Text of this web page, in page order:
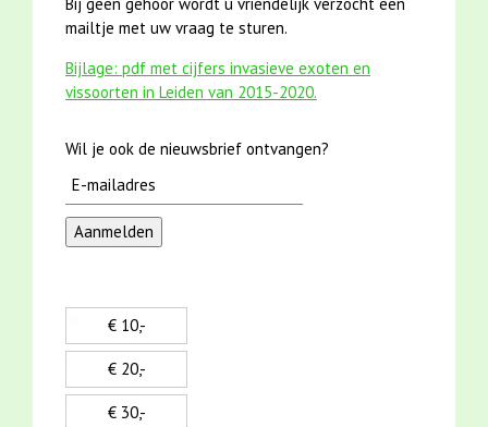
mailtje met uw vraag te sturen.
Bijlage: pdf met cijfers invasieve exoten en
vissoorten in Leiden van 2015-2020.
Wil je ook de nieuwsbrief ontvangen?
€ 10,-
€ 20,-
€ 30,-